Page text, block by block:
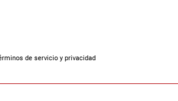
de servicio y privacidad